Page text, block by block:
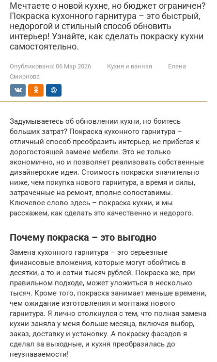
Мечтаете о новой кухне, но бюджет ограничен?
Покраска кухонного гарнитура – это быстрый,
недорогой и стильный способ обновить
интерьер! Узнайте, как сделать покраску кухни
самостоятельно.
Опубликовано: 06 Мар 2026 Кухня и ванная
Елена
Смирнова
Задумываетесь об обновлении кухни, но боитесь
больших затрат? Покраска кухонного гарнитура –
отличный способ преобразить интерьер, не прибегая к
дорогостоящей замене мебели. Это не только
экономично, но и позволяет реализовать собственные
дизайнерские идеи. Стоимость покраски значительно
ниже, чем покупка нового гарнитура, а время и силы,
затраченные на ремонт, вполне сопоставимы.
Ключевое слово здесь – покраска кухни, и мы
расскажем, как сделать это качественно и недорого.
Почему покраска – это выгодно
Замена кухонного гарнитура – это серьезные
финансовые вложения, которые могут обойтись в
десятки, а то и сотни тысяч рублей. Покраска же, при
правильном подходе, может уложиться в несколько
тысяч. Кроме того, покраска занимает меньше времени,
чем ожидание изготовления и монтажа нового
гарнитура. Я лично столкнулся с тем, что полная замена
кухни заняла у меня больше месяца, включая выбор,
заказ, доставку и установку. А покраску фасадов я
сделал за выходные, и кухня преобразилась до
неузнаваемости!